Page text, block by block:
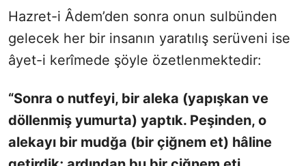
Hazret-i Âdem’den sonra onun sulbünden
gelecek her bir insanın yaratılış serüveni ise
âyet-i kerîmede şöyle özetlenmektedir:
“Sonra o nutfeyi, bir aleka (yapışkan ve
döllenmiş yumurta) yaptık. Peşinden, o
alekayı bir mudğa (bir çiğnem et) hâline